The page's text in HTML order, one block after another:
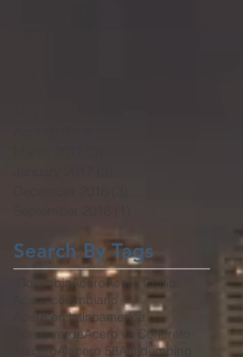
Search By Tags
.ColombiaAceroAcero Chino
Acero colombiano
Acero en latinoamerica
Acero verdeAcero vs Concreto
Alacero 58Antidumping